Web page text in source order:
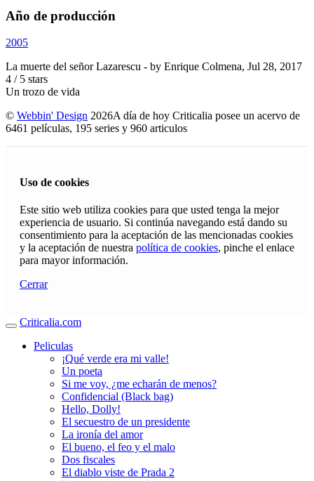
Año de producción
2005
La muerte del señor Lazarescu - by Enrique Colmena, Jul 28, 2017
4 / 5 stars
Un trozo de vida
© Webbin' Design 2026A día de hoy Criticalia posee un acervo de
6461 películas, 195 series y 960 articulos
Uso de cookies
Este sitio web utiliza cookies para que usted tenga la mejor
experiencia de usuario. Si continúa navegando está dando su
consentimiento para la aceptación de las mencionadas cookies
y la aceptación de nuestra política de cookies, pinche el enlace
para mayor información.
Cerrar
Criticalia.com
Peliculas
¡Qué verde era mi valle!
Un poeta
Si me voy, ¿me echarán de menos?
Confidencial (Black bag)
Hello, Dolly!
El secuestro de un presidente
La ironía del amor
El bueno, el feo y el malo
Dos fiscales
El diablo viste de Prada 2